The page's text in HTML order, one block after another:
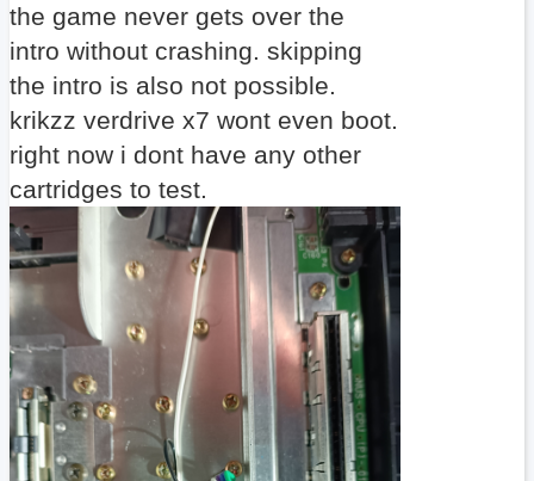
the game never gets over the
intro without crashing. skipping
the intro is also not possible.
krikzz verdrive x7 wont even boot.
right now i dont have any other
cartridges to test.